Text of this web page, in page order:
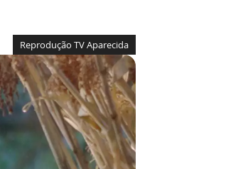
Reprodução TV Aparecida